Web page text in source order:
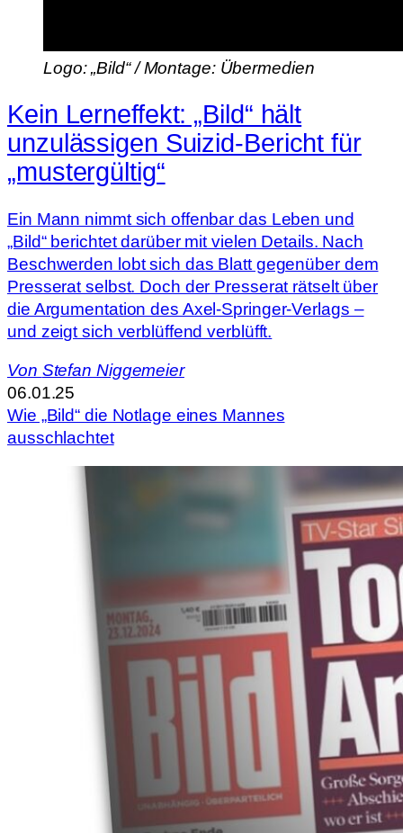
Logo: „Bild“ / Montage: Übermedien
Kein Lerneffekt: „Bild“ hält
unzulässigen Suizid-Bericht für
„mustergültig“
Ein Mann nimmt sich offenbar das Leben und
„Bild“ berichtet darüber mit vielen Details. Nach
Beschwerden lobt sich das Blatt gegenüber dem
Presserat selbst. Doch der Presserat rätselt über
die Argumentation des Axel-Springer-Verlags –
und zeigt sich verblüffend verblüfft.
Von Stefan Niggemeier
06.01.25
Wie „Bild“ die Notlage eines Mannes
ausschlachtet